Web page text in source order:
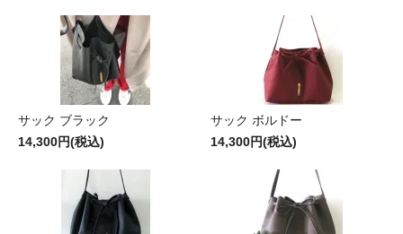
サック ブラック
14,300円(税込)
サック ボルドー
14,300円(税込)